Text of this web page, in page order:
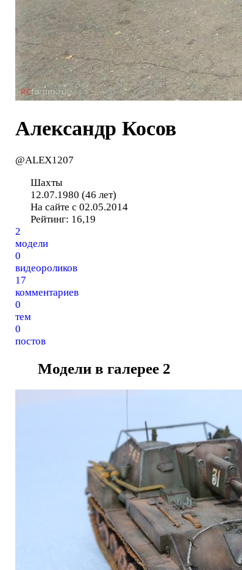
Александр Косов
@ALEX1207
Шахты
12.07.1980 (46 лет)
На сайте с 02.05.2014
Рейтинг: 16,19
2
модели
0
видеороликов
17
комментариев
0
тем
0
постов
Модели в галерее 2